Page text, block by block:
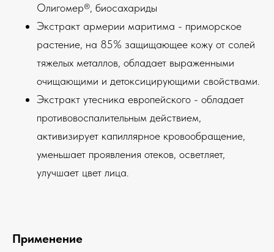
Олигомер®, биосахариды
Экстракт армерии маритима - приморское
растение, на 85% защищающее кожу от солей
тяжелых металлов, обладает выраженными
очищающими и детоксицирующими свойствами.
Экстракт утесника европейского - обладает
противовоспалительным действием,
активизирует капиллярное кровообращение,
уменьшает проявления отеков, осветляет,
улучшает цвет лица.
Применение